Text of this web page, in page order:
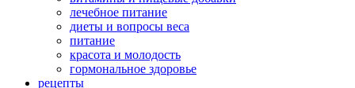
лечебное питание
диеты и вопросы веса
питание
красота и молодость
гормональное здоровье
рецепты